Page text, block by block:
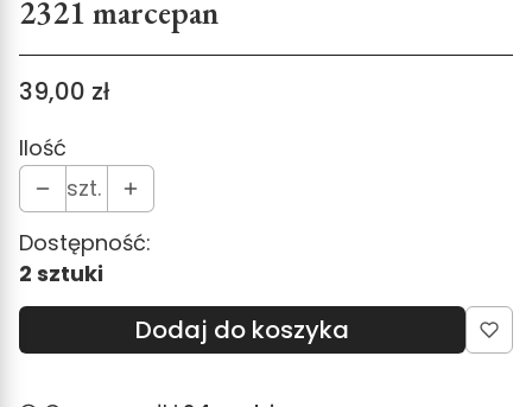
2321 marcepan
Cena
39,00 zł
Ilość
szt.
Dostępność:
2 sztuki
Dodaj do koszyka